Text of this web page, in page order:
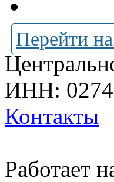
Перейти
ИНН:
Контакты
Работает